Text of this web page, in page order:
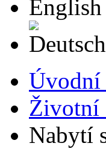
Úvodní
Životní
Nabytí